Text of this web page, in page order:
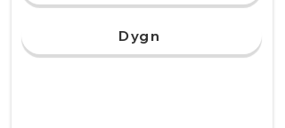
Dygn